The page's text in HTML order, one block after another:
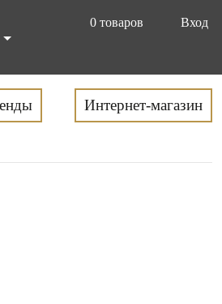
0 товаров
Вход
Интернет-магазин